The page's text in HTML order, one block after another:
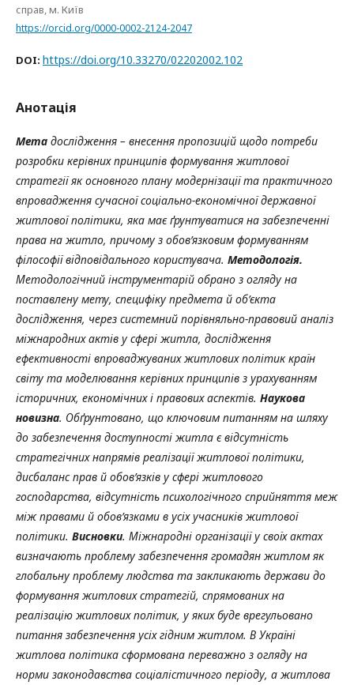
справ, м. Київ
https://orcid.org/0000-0002-2124-2047
DOI: https://doi.org/10.33270/02202002.102
Анотація
Мета дослідження – внесення пропозицій щодо потреби
розробки керівних принципів формування житлової
стратегії як основного плану модернізації та практичного
впровадження сучасної соціально-економічної державної
житлової політики, яка має ґрунтуватися на забезпеченні
права на житло, причому з обов’язковим формуванням
філософії відповідального користувача. Методологія.
Методологічний інструментарій обрано з огляду на
поставлену мету, специфіку предмета й об’єкта
дослідження, через системний порівняльно-правовий аналіз
міжнародних актів у сфері житла, дослідження
ефективності впроваджуваних житлових політик країн
світу та моделювання керівних принципів з урахуванням
історичних, економічних і правових аспектів. Наукова
новизна. Обґрунтовано, що ключовим питанням на шляху
до забезпечення доступності житла є відсутність
стратегічних напрямів реалізації житлової політики,
дисбаланс прав й обов’язків у сфері житлового
господарства, відсутність психологічного сприйняття меж
між правами й обов’язками в усіх учасників житлової
політики. Висновки. Міжнародні організації у своїх актах
визначають проблему забезпечення громадян житлом як
глобальну проблему людства та закликають держави до
формування житлових стратегій, спрямованих на
реалізацію житлових політик, у яких буде врегульовано
питання забезпечення усіх гідним житлом. В Україні
житлова політика сформована переважно з огляду на
норми законодавства соціалістичного періоду, а житлова